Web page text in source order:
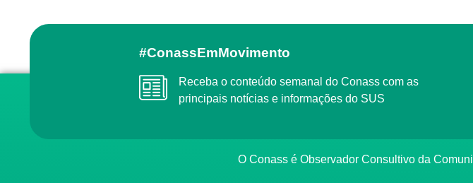
#ConassEmMovimento
Receba o conteúdo semanal do Conass com as
principais notícias e informações do SUS
O Conass é Observador Consultivo da